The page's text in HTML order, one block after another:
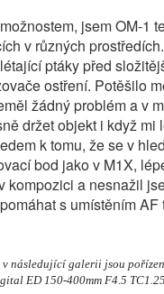
jsem OM-1
v různých
ptáky před
ostření. Potěšilo
žádný problém a v
držet objekt i když mi
k tomu, že se v
bod jako v M1X,
kompozici a nesnažil
s umístěním AF
v následující galerii jsou
ED 150-400mm F4.5